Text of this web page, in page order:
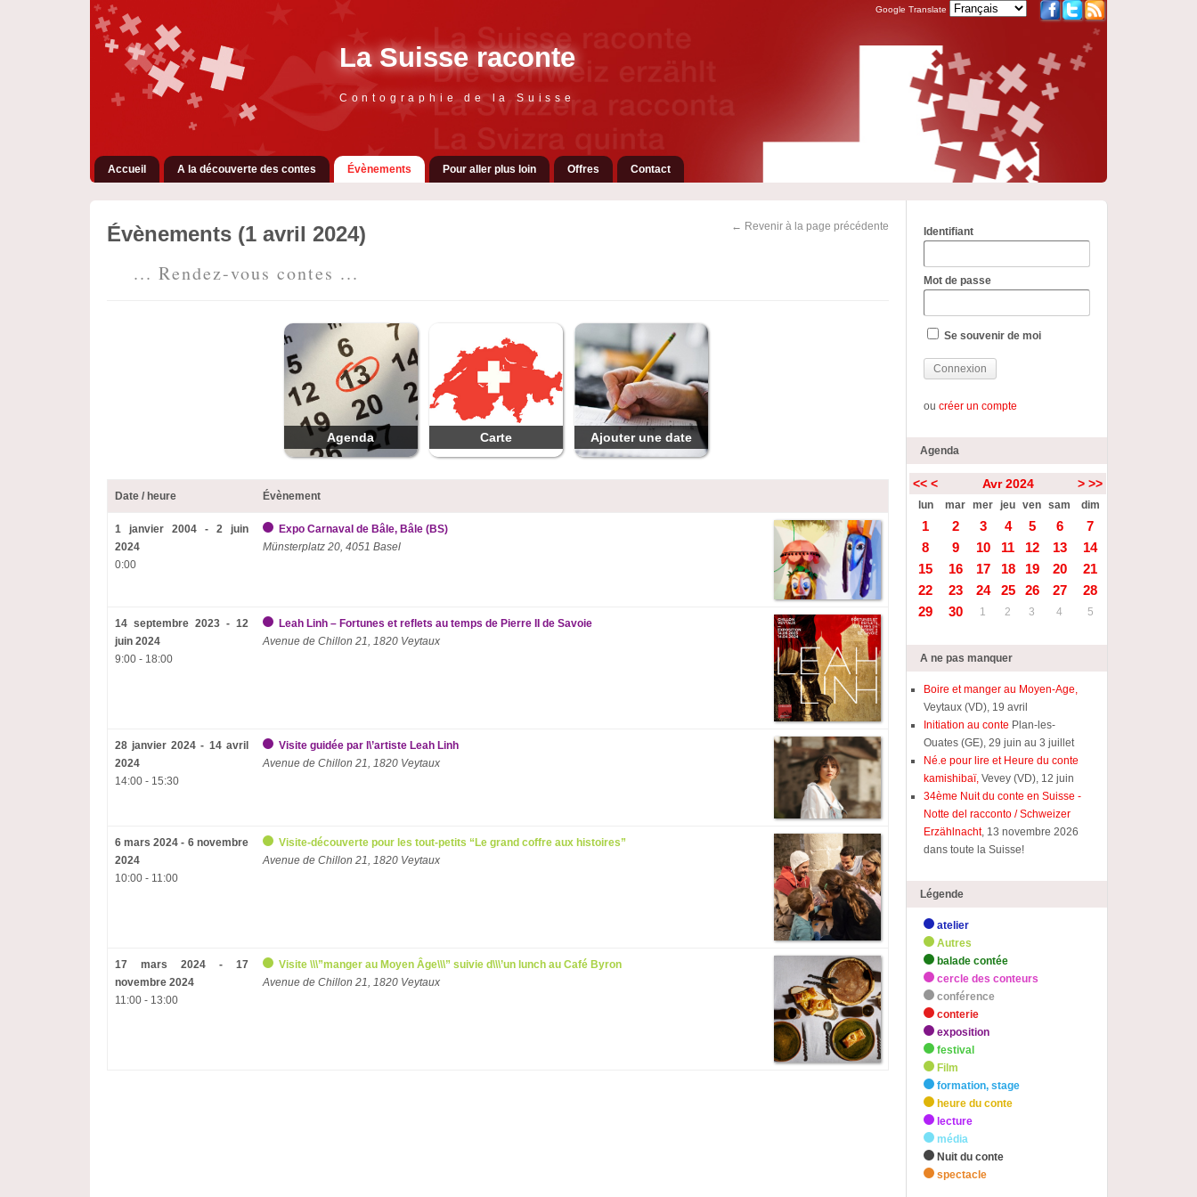
La Suisse raconte
Contographie de la Suisse
Google Translate
Accueil A la découverte des contes Évènements Pour aller plus loin Offres Contact
← Revenir à la page précédente
Évènements (1 avril 2024)
... Rendez-vous contes ...
Agenda Carte Ajouter une date
Date / heure Évènement
1 janvier 2004 - 2 juin
2024
0:00
Expo Carnaval de Bâle, Bâle (BS)
Münsterplatz 20, 4051 Basel
14 septembre 2023 - 12
juin 2024
9:00 - 18:00
Leah Linh – Fortunes et reflets au temps de Pierre II de Savoie
Avenue de Chillon 21, 1820 Veytaux
28 janvier 2024 - 14 avril
2024
14:00 - 15:30
Visite guidée par l\’artiste Leah Linh
Avenue de Chillon 21, 1820 Veytaux
6 mars 2024 - 6 novembre
2024
10:00 - 11:00
Visite-découverte pour les tout-petits “Le grand coffre aux histoires”
Avenue de Chillon 21, 1820 Veytaux
17 mars 2024 - 17
novembre 2024
11:00 - 13:00
Visite \\\”manger au Moyen Âge\\\” suivie d\\\’un lunch au Café Byron
Avenue de Chillon 21, 1820 Veytaux
Identifiant
Mot de passe
Se souvenir de moi
oucréer un compte
Agenda
<< < Avr 2024 > >>
lun mar mer jeu ven sam dim
1 2 3 4 5 6
7
8
9 10 11 12 13
14
15
16 17 18 19 20
21
22
23 24 25 26 27
28
29
30 1 2 3 4 5
A ne pas manquer
Boire et manger au Moyen-Age,
Veytaux (VD), 19 avril
Initiation au conte Plan-les-
Ouates (GE), 29 juin au 3 juillet
Né.e pour lire et Heure du conte
kamishibaï, Vevey (VD), 12 juin
34ème Nuit du conte en Suisse -
Notte del racconto / Schweizer
Erzählnacht, 13 novembre 2026
dans toute la Suisse!
Légende
atelier
Autres
balade contée
cercle des conteurs
conférence
conterie
exposition
festival
Film
formation, stage
heure du conte
lecture
média
Nuit du conte
spectacle